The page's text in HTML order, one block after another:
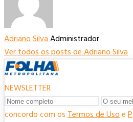
Adriano SilvaAdministrador
Ver todos os posts de Adriano Silva
NEWSLETTER
concordo com osTermos de Usoe